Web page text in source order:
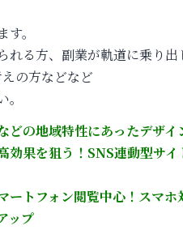
。
れる方、副業が軌道に乗り出
の方などなど
どの地域特性にあったデザイ
効果を狙う！SNS連動型サイ
ートフォン閲覧中心！スマホ
ップ